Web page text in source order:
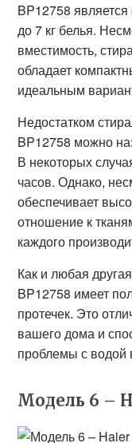
BP12758
до 7 кг белья.
вместимость,
обладает
идеальным
Недостатком
BP12758 можно
В некоторых
часов. Однако,
обеспечивает
отношение к
каждого
Как и любая
BP12758 имеет
протечек. Это
вашего дома и
проблемы с водой
Модель 6 –